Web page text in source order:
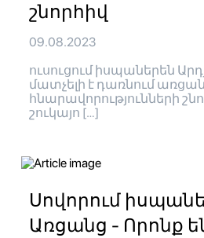
շնորհիվ
09.08.2023
ուսուցում իսպաներեն
մատչելի է դառնում
հնարավորությունների
շուկայո […]
Սովորում
Առցանց - Որոնք